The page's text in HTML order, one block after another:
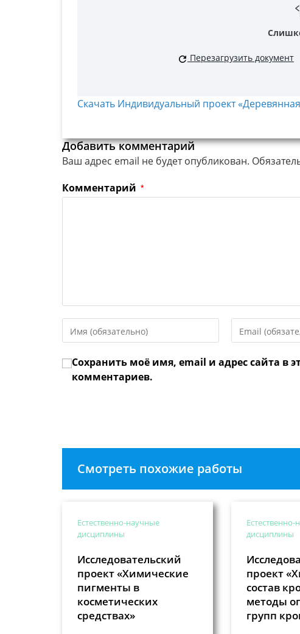
Перезагрузить документ
Скачать Индивидуальный проект
Добавить комментарий
Ваш адрес email не будет опубликован.
Комментарий *
свое
или
имя
свой
адрес,
Сохранить моё имя, email и адрес сайта в
комментариев.
Смотреть похожие работы
Естественно-научные
дисциплины
Исследовательский
проект «Химические
пигменты в
косметических
средствах»
дисциплины
проект
состав
методы
групп